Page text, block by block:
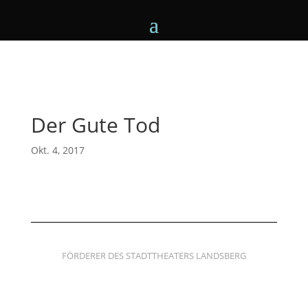
Der Gute Tod
Okt. 4, 2017
FÖRDERER DES STADTTHEATERS LANDSBERG